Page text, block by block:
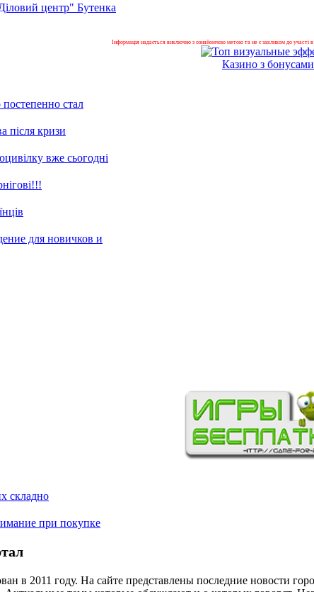
центр" Бутенка
Інформація надається виключно з ознайомчою метою та не є закликом до участі
Казино з бонусами
стал
після кризи
вже сьогодні
для новичков и
складно
при покупке
в 2011 году. На сайте представлены последние новости